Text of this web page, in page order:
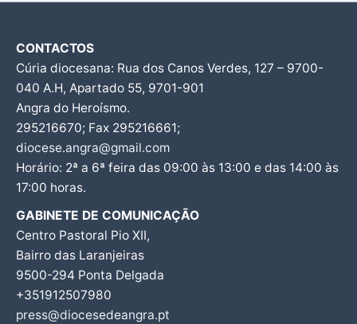
CONTACTOS
Cúria diocesana: Rua dos Canos Verdes, 127 – 9700-
040 A.H, Apartado 55, 9701-901
Angra do Heroísmo.
295216670; Fax 295216661;
diocese.angra@gmail.com
Horário: 2ª a 6ª feira das 09:00 às 13:00 e das 14:00 às
17:00 horas.
GABINETE DE COMUNICAÇÃO
Centro Pastoral Pio XII,
Bairro das Laranjeiras
9500-294 Ponta Delgada
+351912507980
press@diocesedeangra.pt